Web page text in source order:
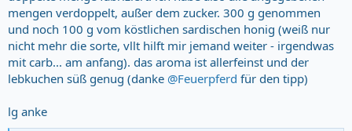
mengen verdoppelt, außer dem zucker. 300 g genommen
und noch 100 g vom köstlichen sardischen honig (weiß nur
nicht mehr die sorte, vllt hilft mir jemand weiter - irgendwas
mit carb... am anfang). das aroma ist allerfeinst und der
lebkuchen süß genug (danke @Feuerpferd für den tipp)
lg anke